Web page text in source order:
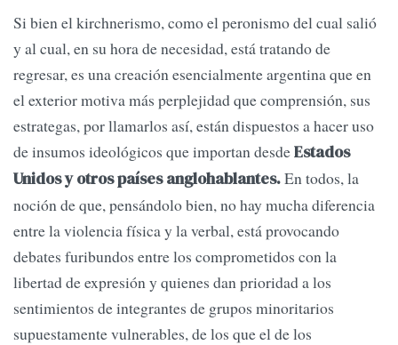
Si bien el kirchnerismo, como el peronismo del cual salió
y al cual, en su hora de necesidad, está tratando de
regresar, es una creación esencialmente argentina que en
el exterior motiva más perplejidad que comprensión, sus
estrategas, por llamarlos así, están dispuestos a hacer uso
de insumos ideológicos que importan desdeEstados
Unidos y otros países anglohablantes.En todos, la
noción de que, pensándolo bien, no hay mucha diferencia
entre la violencia física y la verbal, está provocando
debates furibundos entre los comprometidos con la
libertad de expresión y quienes dan prioridad a los
sentimientos de integrantes de grupos minoritarios
supuestamente vulnerables, de los que el de los